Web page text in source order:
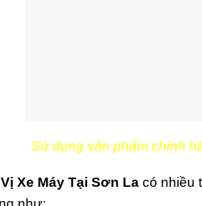
Sử dụng sản phẩm chính
Xe Máy Tại Sơn La có nhiều